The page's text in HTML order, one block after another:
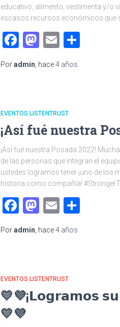
educativo, alimento, vestimenta y/o
escasos recursos económicos que
Facebook
Mastodon
Email
Poradmin , hace4 años
EVENTOS LISTENTRUST
¡Así fué nuestra
¡Así fué nuestra Posada 2022!
de las personas que integran el
ustedes logramos tener ¡uno de los
historia como compañía!
Facebook
Mastodon
Email
Poradmin , hace4 años
EVENTOS LISTENTRUST
💛💜¡𝗟𝗼𝗴𝗿𝗮𝗺𝗼𝘀
💛💜